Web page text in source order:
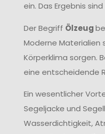
ein. Das Ergebnis
Der Begriff Ölzeug
Moderne Materialien
Körperklima sorgen.
eine entscheidende
Ein wesentlicher
Segeljacke und
Wasserdichtigkeit,